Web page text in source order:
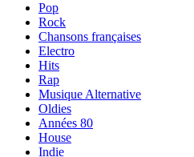
Pop
Rock
Chansons françaises
Electro
Hits
Rap
Musique Alternative
Oldies
Années 80
House
Indie